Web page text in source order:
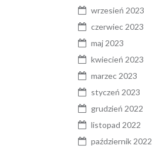
wrzesień 2023
czerwiec 2023
maj 2023
kwiecień 2023
marzec 2023
styczeń 2023
grudzień 2022
listopad 2022
październik 2022